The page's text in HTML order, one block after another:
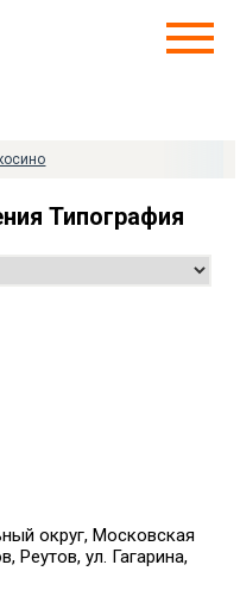
Типография
округ, Московская
Реутов, ул. Гагарина,